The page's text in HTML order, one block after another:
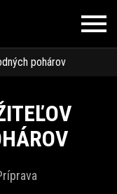
pohárov